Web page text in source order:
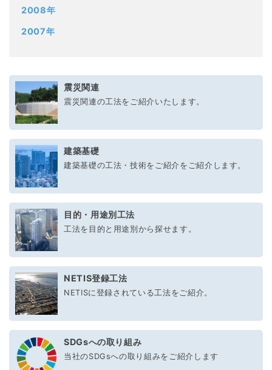
2008年
2007年
震災関連
震災関連の工法をご紹介いたします。
建築基礎
建築基礎の工法・技術をご紹介をご紹介します。
目的・用途別工法
工法を目的と用途別から探せます。
NETIS登録工法
NETISに登録されている工法をご紹介。
SDGsへの取り組み
当社のSDGsへの取り組みをご紹介します